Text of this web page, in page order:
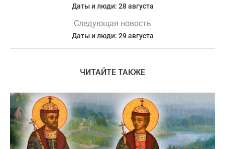
Даты и люди: 28 августа
Следующая новость
Даты и люди: 29 августа
ЧИТАЙТЕ ТАКЖЕ